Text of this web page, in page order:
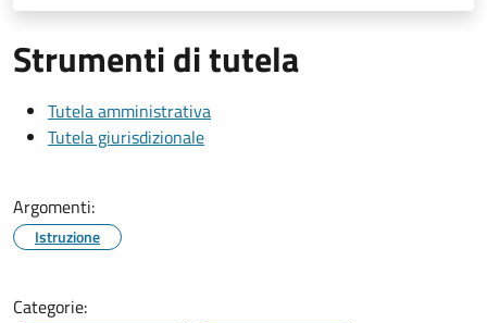
Strumenti di tutela
Tutela amministrativa
Tutela giurisdizionale
Argomenti:
Istruzione
Categorie: